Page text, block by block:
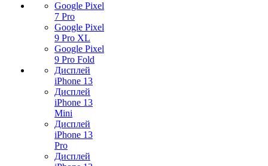
Google Pixel
7 Pro
Google Pixel
9 Pro XL
Google Pixel
9 Pro Fold
Дисплей
iPhone 13
Дисплей
iPhone 13
Mini
Дисплей
iPhone 13
Pro
Дисплей